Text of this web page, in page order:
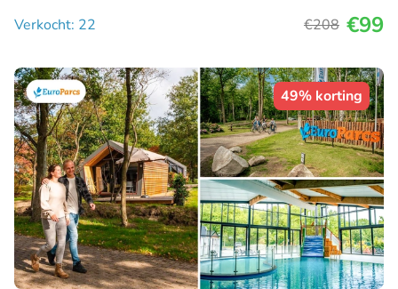
Verkocht: 22
€208 €99
49% korting